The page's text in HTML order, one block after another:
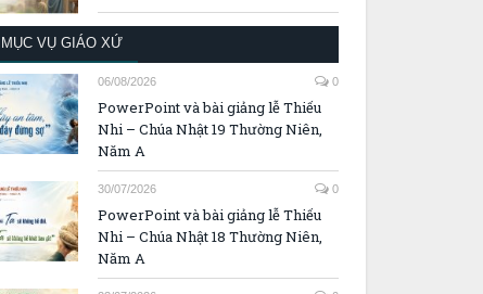
MỤC VỤ GIÁO XỨ
06/08/2026 0
PowerPoint và bài giảng lễ Thiếu
Nhi – Chúa Nhật 19 Thường Niên,
Năm A
30/07/2026 0
PowerPoint và bài giảng lễ Thiếu
Nhi – Chúa Nhật 18 Thường Niên,
Năm A